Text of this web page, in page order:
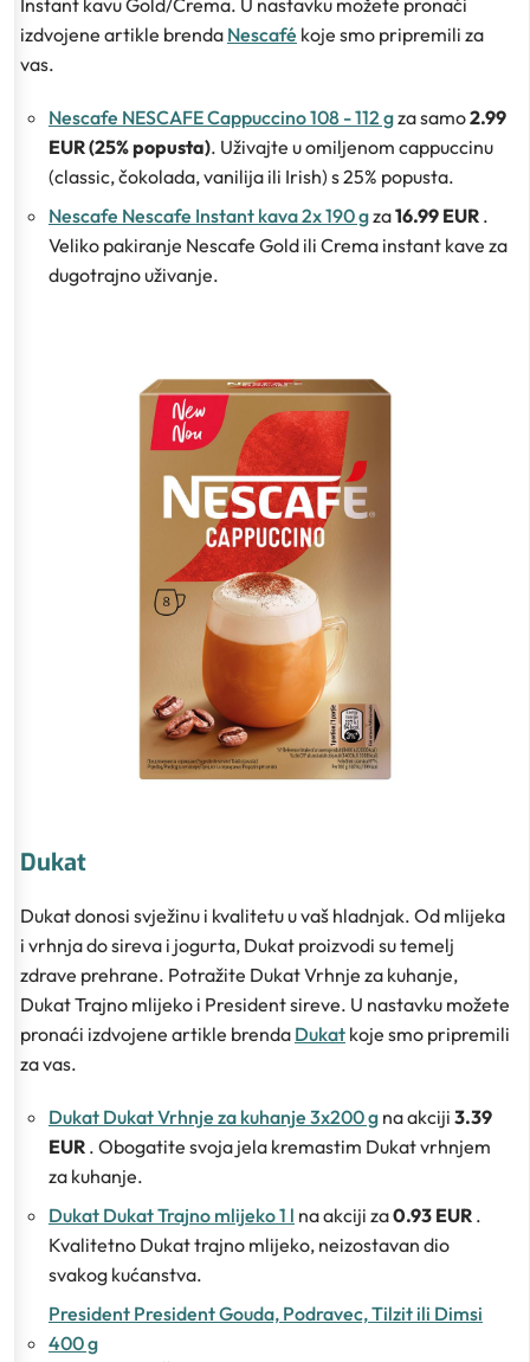
izdvojene artikle brenda Nescafé koje smo pripremili za
vas.
Nescafe NESCAFE Cappuccino 108 - 112 gza samo2.99
EUR (25% popusta). Uživajte u omiljenom cappuccinu
(classic, čokolada, vanilija ili Irish) s 25% popusta.
Nescafe Nescafe Instant kava 2x 190 gza16.99 EUR .
Veliko pakiranje Nescafe Gold ili Crema instant kave za
dugotrajno uživanje.
Dukat
Dukat donosi svježinu i kvalitetu u vaš hladnjak. Od mlijeka
i vrhnja do sireva i jogurta, Dukat proizvodi su temelj
zdrave prehrane. Potražite Dukat Vrhnje za kuhanje,
Dukat Trajno mlijeko i President sireve. U nastavku možete
pronaći izdvojene artikle brenda Dukat koje smo pripremili
za vas.
Dukat Dukat Vrhnje za kuhanje 3x200 g na akciji 3.39
EUR . Obogatite svoja jela kremastim Dukat vrhnjem
za kuhanje.
Dukat Dukat Trajno mlijeko 1 l na akciji za0.93 EUR .
Kvalitetno Dukat trajno mlijeko, neizostavan dio
svakog kućanstva.
President President Gouda, Podravec, Tilzit ili Dimsi
400 g